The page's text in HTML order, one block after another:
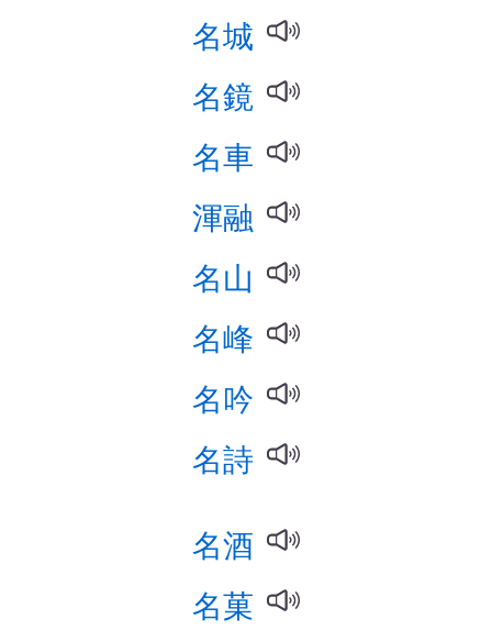
名城
名鏡
名車
渾融
名山
名峰
名吟
名詩
名酒
名菓